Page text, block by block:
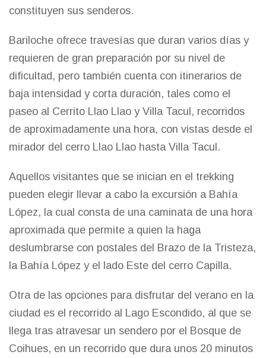
constituyen sus senderos.
Bariloche ofrece travesías que duran varios días y
requieren de gran preparación por su nivel de
dificultad, pero también cuenta con itinerarios de
baja intensidad y corta duración, tales como el
paseo al Cerrito Llao Llao y Villa Tacul, recorridos
de aproximadamente una hora, con vistas desde el
mirador del cerro Llao Llao hasta Villa Tacul.
Aquellos visitantes que se inician en el trekking
pueden elegir llevar a cabo la excursión a Bahía
López, la cual consta de una caminata de una hora
aproximada que permite a quien la haga
deslumbrarse con postales del Brazo de la Tristeza,
la Bahía López y el lado Este del cerro Capilla.
Otra de las opciones para disfrutar del verano en la
ciudad es el recorrido al Lago Escondido, al que se
llega tras atravesar un sendero por el Bosque de
Coihues, en un recorrido que dura unos 20 minutos